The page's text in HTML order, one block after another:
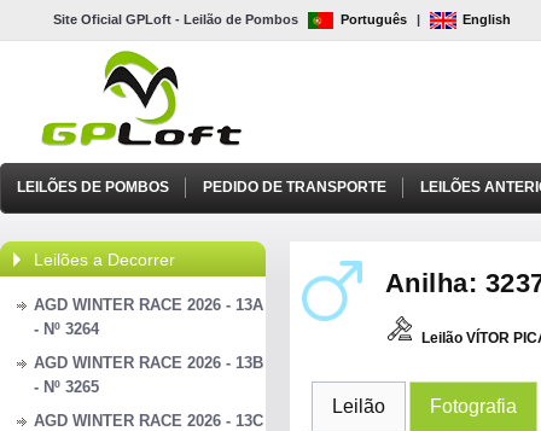
Site Oficial GPLoft - Leilão de Pombos Português | English
LEILÕES DE POMBOS PEDIDO DE TRANSPORTE LEILÕES
Leilões a Decorrer
AGD WINTER RACE 2026 - 13A
- Nº 3264
AGD WINTER RACE 2026 - 13B
- Nº 3265
AGD WINTER RACE 2026 - 13C
Anilha:
Leilão VÍTOR
Leilão Fotografia